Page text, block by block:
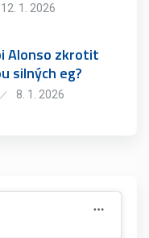
12. 1. 2026
Alonso zkrotit
silných eg?
8. 1. 2026